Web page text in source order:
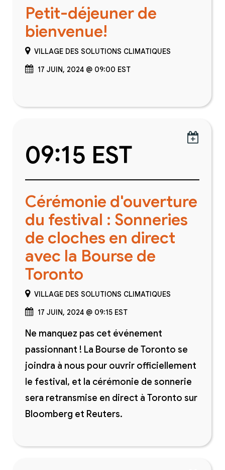
Petit-déjeuner de
bienvenue!
VILLAGE DES SOLUTIONS CLIMATIQUES
17 JUIN, 2024 @ 09:00 EST

09:15 EST
Cérémonie d'ouverture
du festival : Sonneries
de cloches en direct
avec la Bourse de
Toronto
VILLAGE DES SOLUTIONS CLIMATIQUES
17 JUIN, 2024 @ 09:15 EST
Ne manquez pas cet événement
passionnant ! La Bourse de Toronto se
joindra à nous pour ouvrir officiellement
le festival, et la cérémonie de sonnerie
sera retransmise en direct à Toronto sur
Bloomberg et Reuters.